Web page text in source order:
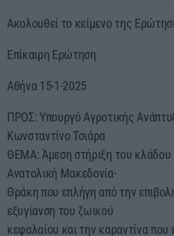
Ακολουθεί το κείμενο της
Επίκαιρη Ερώτηση
Αθήνα 15-1-2025
ΠΡΟΣ: Υπουργό Αγροτικής
Κωνσταντίνο Τσιάρα
ΘΕΜΑ: Άμεση στήριξη του κλάδου
Ανατολική Μακεδονία-
Θράκη που επλήγη από την
εξυγίανση του ζωικού
κεφαλαίου και την καραντίνα που